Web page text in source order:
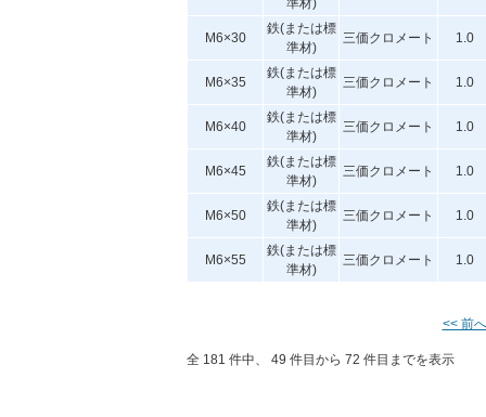
準材)
M6×30
鉄(または標
準材)
三価クロメート 1.0
M6×35
鉄(または標
準材)
三価クロメート 1.0
M6×40
鉄(または標
準材)
三価クロメート 1.0
M6×45
鉄(または標
準材)
三価クロメート 1.0
M6×50
鉄(または標
準材)
三価クロメート 1.0
M6×55
鉄(または標
準材)
三価クロメート 1.0
<< 前へ
全 181 件中、 49 件目から 72 件目までを表示